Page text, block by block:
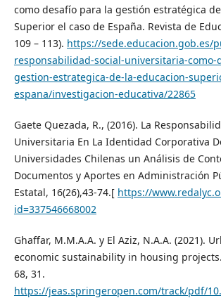
como desafío para la gestión estratégica
Superior el caso de España. Revista de
109 – 113). https://sede.educacion.gob.es/
responsabilidad-social-universitaria-como-
gestion-estrategica-de-la-educacion-
espana/investigacion-educativa/22865
Gaete Quezada, R., (2016). La
Universitaria En La Identidad Corporativa
Universidades Chilenas un Análisis de
Documentos y Aportes en Administración
Estatal, 16(26),43-74.[ https://
id=337546668002
Ghaffar, M.M.A.A. y El Aziz, N.A.A. (2021).
economic sustainability in housing
68, 31.
https://jeas.springeropen.com/track/pdf/